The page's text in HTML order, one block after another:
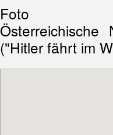
Foto
Österreichische
("Hitler fährt im